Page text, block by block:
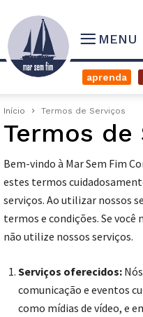
MENU
aprenda
Início Termos de Serviços
Termos de
Bem-vindo à Mar Sem Fim
estes termos
serviços. Ao utilizar nossos
termos e condições. Se
não utilize nossos serviços.
Serviços oferecidos:
comunicação e eventos
como mídias de vídeo, e